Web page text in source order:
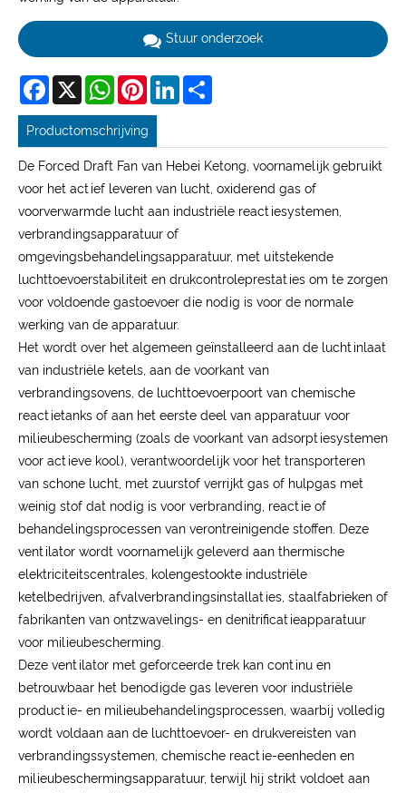
Stuur onderzoek
Facebook
X WhatsAppPinterestLinkedIn
Productomschrijving
De Forced Draft Fan van Hebei Ketong, voornamelijk gebruikt
voor het actief leveren van lucht, oxiderend gas of
voorverwarmde lucht aan industriële reactiesystemen,
verbrandingsapparatuur of
omgevingsbehandelingsapparatuur, met uitstekende
luchttoevoerstabiliteit en drukcontroleprestaties om te zorgen
voor voldoende gastoevoer die nodig is voor de normale
werking van de apparatuur.
Het wordt over het algemeen geïnstalleerd aan de luchtinlaat
van industriële ketels, aan de voorkant van
verbrandingsovens, de luchttoevoerpoort van chemische
reactietanks of aan het eerste deel van apparatuur voor
milieubescherming (zoals de voorkant van adsorptiesystemen
voor actieve kool), verantwoordelijk voor het transporteren
van schone lucht, met zuurstof verrijkt gas of hulpgas met
weinig stof dat nodig is voor verbranding, reactie of
behandelingsprocessen van verontreinigende stoffen. Deze
ventilator wordt voornamelijk geleverd aan thermische
elektriciteitscentrales, kolengestookte industriële
ketelbedrijven, afvalverbrandingsinstallaties, staalfabrieken of
fabrikanten van ontzwavelings- en denitrificatieapparatuur
voor milieubescherming.
Deze ventilator met geforceerde trek kan continu en
betrouwbaar het benodigde gas leveren voor industriële
productie- en milieubehandelingsprocessen, waarbij volledig
wordt voldaan aan de luchttoevoer- en drukvereisten van
verbrandingssystemen, chemische reactie-eenheden en
milieubeschermingsapparatuur, terwijl hij strikt voldoet aan